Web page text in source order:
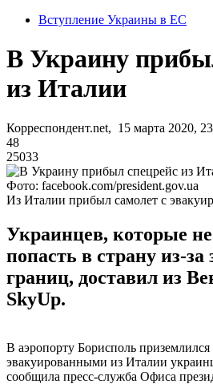
Вступление Украины в ЕС
В Украину
из Италии
Корреспондент.net, 15 марта 2020,
48
25033
Фото: facebook.com/president.gov.ua
Из Италии прибыл самолет с
Украинцев, которые
попасть в страну из-
границ, доставил из
SkyUp.
В аэропорту Борисполь приземлился
эвакуированными из Италии
сообщила пресс-служба Офиса